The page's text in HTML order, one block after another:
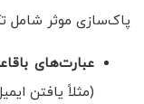
پاک‌سازی موثر شامل
عبارت‌های
(مثلاً یافتن